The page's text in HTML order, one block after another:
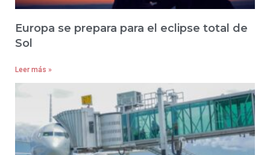
Europa se prepara para el eclipse total de
Sol
Leer más »